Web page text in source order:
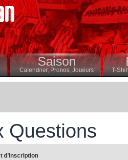
Saison
Calendrier,Pronos, Joueurs T-
Questions
d’inscription